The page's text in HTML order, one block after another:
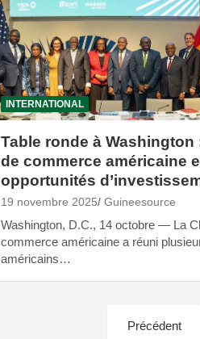
INTERNATIONAL
Table ronde à Washington
de commerce américaine
opportunités
19 novembre 2025 Guineesource
Washington, D.C., 14 octobre — La
commerce américaine a réuni
américains…
Précédent